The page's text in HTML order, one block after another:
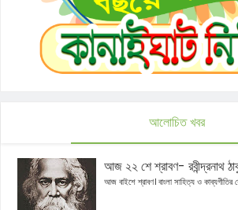
আলোচিত খবর
আজ ২২ শে শ্রাবণ- রবীন্দ্রনাথ
আজ বাইশে শ্রাবণ। বাংলা সাহিত্য ও কাব্যগীতির